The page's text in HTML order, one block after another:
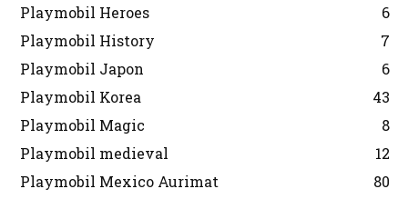
Playmobil Heroes
6
Playmobil History
7
Playmobil Japon
6
Playmobil Korea
43
Playmobil Magic
8
Playmobil medieval
12
Playmobil Mexico Aurimat
80